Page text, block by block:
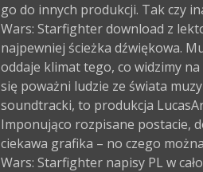
go do innych produkcji. Tak czy
Wars: Starfighter download z
najpewniej ścieżka dźwiękowa.
oddaje klimat tego, co widzimy
się poważni ludzie ze świata
soundtracki, to produkcja
Imponująco rozpisane postacie,
ciekawa grafika – no czego
Wars: Starfighter napisy PL w